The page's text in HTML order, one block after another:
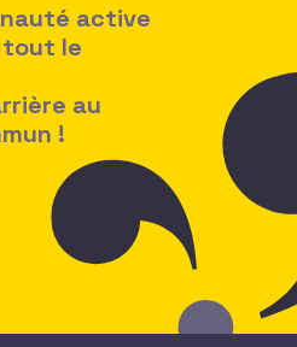
active
tout le
au
!